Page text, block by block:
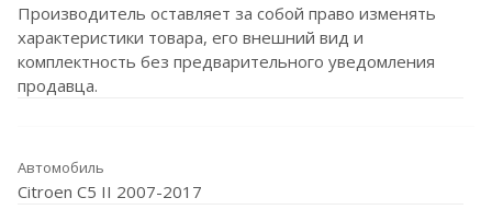
Производитель оставляет за собой право изменять
характеристики товара, его внешний вид и
комплектность без предварительного уведомления
продавца.
Автомобиль
Citroen C5 II 2007-2017